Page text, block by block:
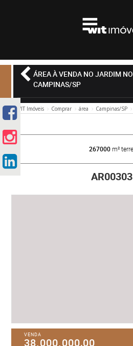
ÁREA À VENDA NO JARDIM
CAMPINAS/SP
WIT Imóveis Comprar área Campinas/SP
267000m²
VENDA
38.000.000,00